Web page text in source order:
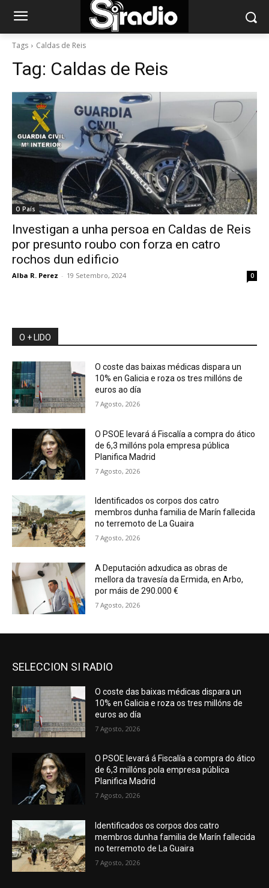
Tags Caldas de Reis
Tag: Caldas de Reis
O País
Investigan a unha persoa en Caldas de Reis
por presunto roubo con forza en catro
rochos dun edificio
Alba R. Perez - 19 Setembro, 2024 0
O + LIDO
O coste das baixas médicas dispara un
10% en Galicia e roza os tres millóns de
euros ao día
7 Agosto, 2026
O PSOE levará á Fiscalía a compra do ático
de 6,3 millóns pola empresa pública
Planifica Madrid
7 Agosto, 2026
Identificados os corpos dos catro
membros dunha familia de Marín fallecida
no terremoto de La Guaira
7 Agosto, 2026
A Deputación adxudica as obras de
mellora da travesía da Ermida, en Arbo,
por máis de 290.000 €
7 Agosto, 2026
SELECCION SI RADIO
O coste das baixas médicas dispara un
10% en Galicia e roza os tres millóns de
euros ao día
7 Agosto, 2026
O PSOE levará á Fiscalía a compra do ático
de 6,3 millóns pola empresa pública
Planifica Madrid
7 Agosto, 2026
Identificados os corpos dos catro
membros dunha familia de Marín fallecida
no terremoto de La Guaira
7 Agosto, 2026